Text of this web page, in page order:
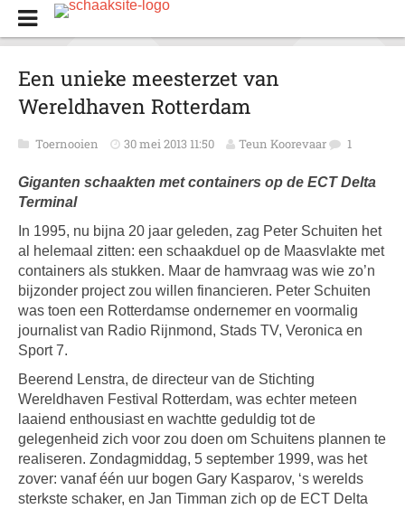
Een unieke meesterzet van
Wereldhaven Rotterdam
Toernooien 30 mei 2013 11:50 Teun Koorevaar 1
Giganten schaakten met containers op de ECT Delta
Terminal
In 1995, nu bijna 20 jaar geleden, zag Peter Schuiten het
al helemaal zitten: een schaakduel op de Maasvlakte met
containers als stukken. Maar de hamvraag was wie zo’n
bijzonder project zou willen financieren. Peter Schuiten
was toen een Rotterdamse ondernemer en voormalig
journalist van Radio Rijnmond, Stads TV, Veronica en
Sport 7.
Beerend Lenstra, de directeur van de Stichting
Wereldhaven Festival Rotterdam, was echter meteen
laaiend enthousiast en wachtte geduldig tot de
gelegenheid zich voor zou doen om Schuitens plannen te
realiseren. Zondagmiddag, 5 september 1999, was het
zover: vanaf één uur bogen Gary Kasparov, ‘s werelds
sterkste schaker, en Jan Timman zich op de ECT Delta